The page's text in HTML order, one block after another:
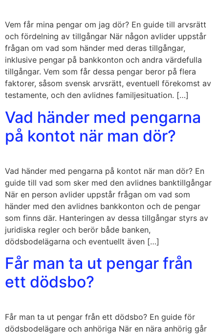
Vem får mina pengar om jag dör? En guide till arvsrätt
och fördelning av tillgångar När någon avlider uppstår
frågan om vad som händer med deras tillgångar,
inklusive pengar på bankkonton och andra värdefulla
tillgångar. Vem som får dessa pengar beror på flera
faktorer, såsom svensk arvsrätt, eventuell förekomst av
testamente, och den avlidnes familjesituation. […]
Vad händer med pengarna
på kontot när man dör?
Vad händer med pengarna på kontot när man dör? En
guide till vad som sker med den avlidnes banktillgångar
När en person avlider uppstår frågan om vad som
händer med den avlidnes bankkonton och de pengar
som finns där. Hanteringen av dessa tillgångar styrs av
juridiska regler och berör både banken,
dödsbodelägarna och eventuellt även […]
Får man ta ut pengar från
ett dödsbo?
Får man ta ut pengar från ett dödsbo? En guide för
dödsbodelägare och anhöriga När en nära anhörig går